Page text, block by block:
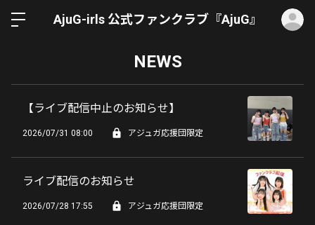
AjuG-irls 公式ファンクラブ『AjuG』
NEWS
【ライブ配信中止のお知らせ】
2026/07/31 08:00 アジュガ応援団限定
ライブ配信のお知らせ
2026/07/28 17:55 アジュガ応援団限定